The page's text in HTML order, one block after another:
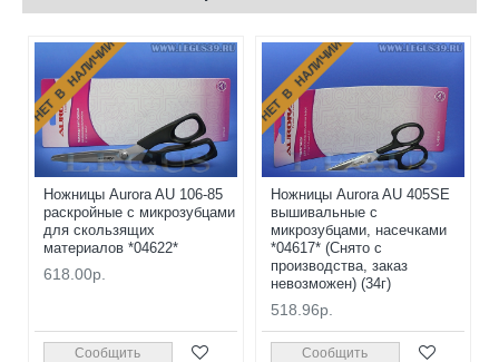
НЕТ В НАЛИЧИИ
Ножницы Aurora AU 106-85
раскройные с микрозубцами
для скользящих
материалов *04622*
618.00р.
Сообщить
НЕТ В НАЛИЧИИ
Ножницы Aurora AU 405SE
вышивальные с
микрозубцами, насечками
*04617* (Снято с
производства, заказ
невозможен) (34г)
518.96р.
Сообщить